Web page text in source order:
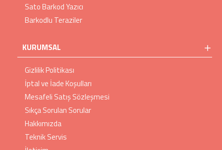
Sato Barkod Yazıcı
Barkodlu Teraziler
KURUMSAL
Gizlilik Politikası
İptal ve İade Koşulları
Mesafeli Satış Sözleşmesi
Sıkça Sorulan Sorular
Hakkımızda
Teknik Servis